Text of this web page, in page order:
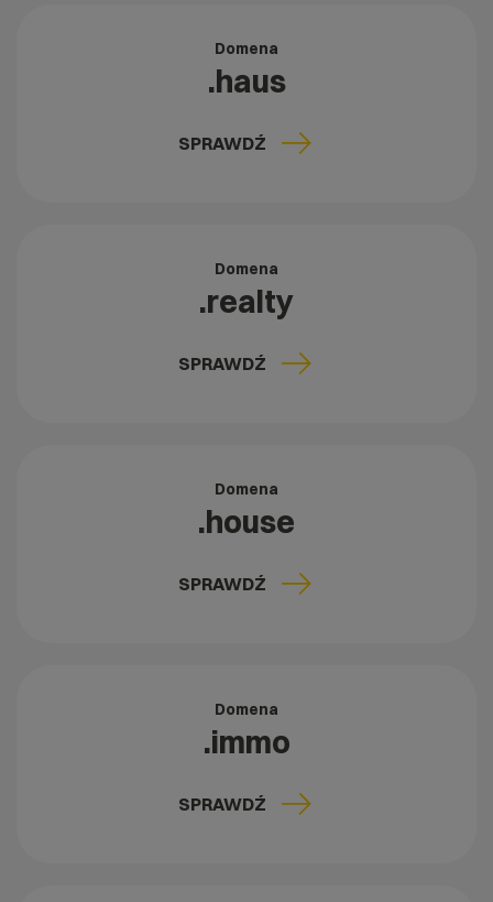
Domena
.haus
SPRAWDŹ
Domena
.realty
SPRAWDŹ
Domena
.house
SPRAWDŹ
Domena
.immo
SPRAWDŹ